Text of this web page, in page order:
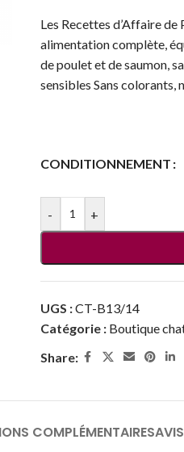
Les Recettes d’Affaire de
alimentation complète,
de poulet et de saumon,
sensibles Sans
CONDITIONNEMENT
- +
UGS :CT-B13/14
Catégorie : Boutique
Share:
COMPLÉMENTAIRES